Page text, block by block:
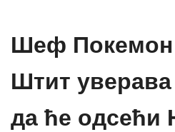
Шеф Покемон
Штит уверава
да ће одсећи